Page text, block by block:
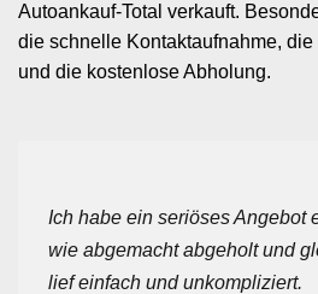
Autoankauf-Total verkauft.
die schnelle Kontaktaufnahme,
und die kostenlose Abholung.
Ich habe ein seriöses Angebot
wie abgemacht abgeholt und
lief einfach und unkompliziert.